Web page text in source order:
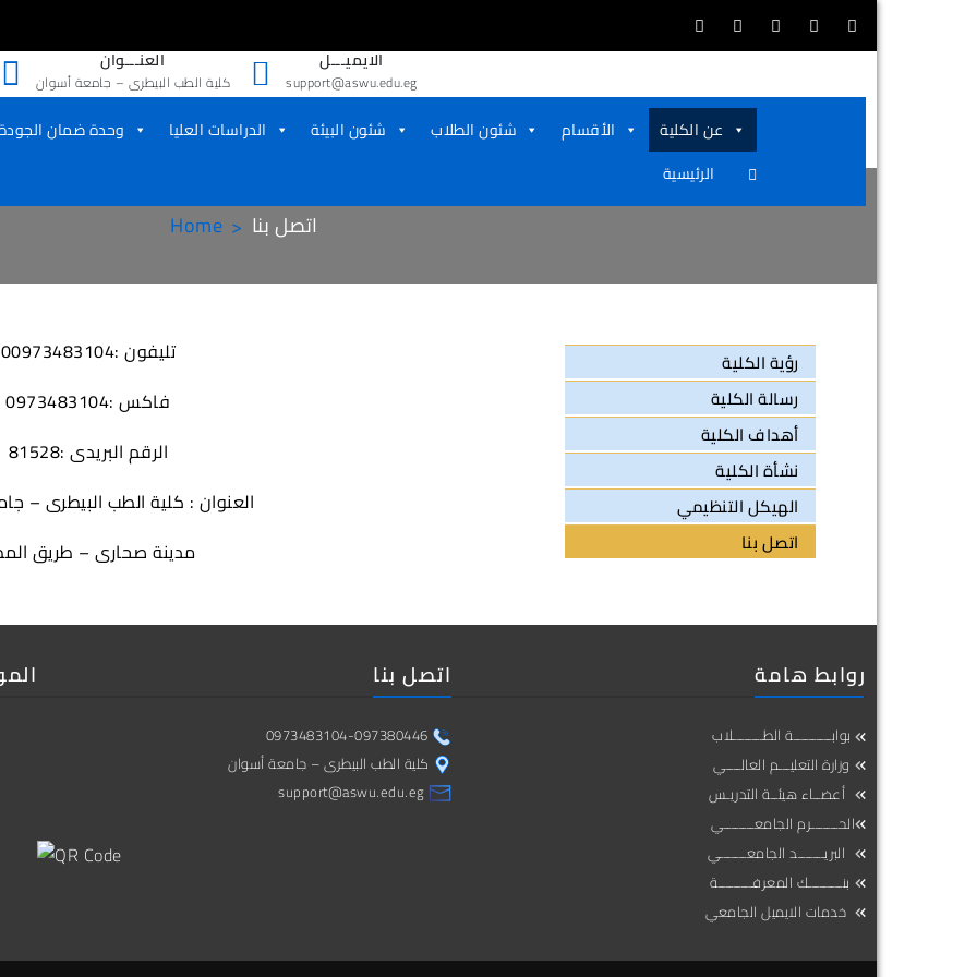
كليـــة
جامعـــة
العنـــوان
كلية الطب البيطرى – جامعة أسوان
الايميـــل
support@aswu.edu.eg
وحدة ضمان الدراسات العليا شئون البيئة شئون الطلاب الأقسام
عن الكلية
الرئيسية
Home اتصل بنا
تليفون :00973483104
فاكس :0973483104
الرقم البريدى :81528
العنوان : كلية الطب البيطرى –
مدينة صحارى – طريق
رؤية الكلية
رسالة الكلية
أهداف الكلية
نشأة الكلية
الهيكل التنظيمي
اتصل بنا
اتصل بنا
0973483104-097380446
support@aswu.edu.eg
روابط هامة
وزارة التعليـــم العالــــي
أعضــاء هيئــة التدريـس
الحـــــــرم الجامعــــــــي
البريـــــــد الجامعـــــــي
بنـــــــــك المعرفـــــــــة